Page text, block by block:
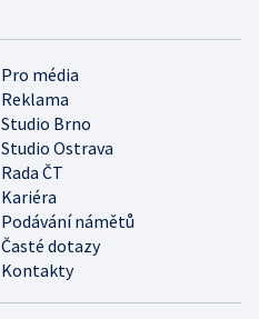
Pro média
Reklama
Studio Brno
Studio Ostrava
Rada ČT
Kariéra
Podávání námětů
Časté dotazy
Kontakty